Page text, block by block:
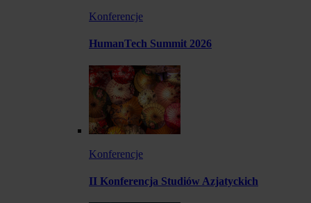
Konferencje
HumanTech Summit 2026
Konferencje
II Konferencja Studiów Azjatyckich